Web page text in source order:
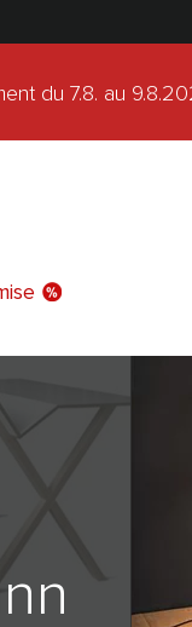
du 7.8. au